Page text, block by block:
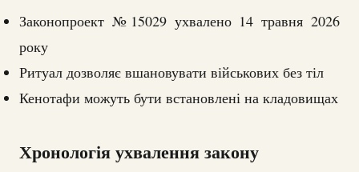
Законопроект №15029 ухвалено 14 травня 2026
року
Ритуал дозволяє вшановувати військових без тіл
Кенотафи можуть бути встановлені на кладовищах
Хронологія ухвалення закону